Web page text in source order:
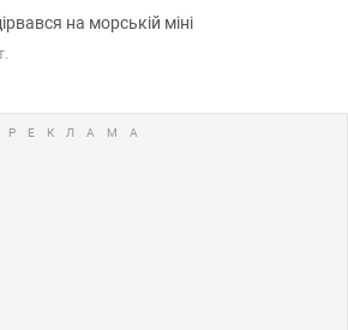
на морській міні